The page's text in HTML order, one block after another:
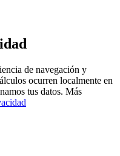
de navegación y
ocurren localmente en
tus datos. Más